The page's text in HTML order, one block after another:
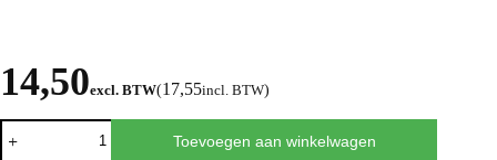
14,50excl. BTW(17,55incl. BTW)
Toevoegen aan winkelwagen